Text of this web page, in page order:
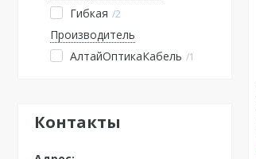
Гибкая 2
Производитель
АлтайОптикаКабель
1
Контакты